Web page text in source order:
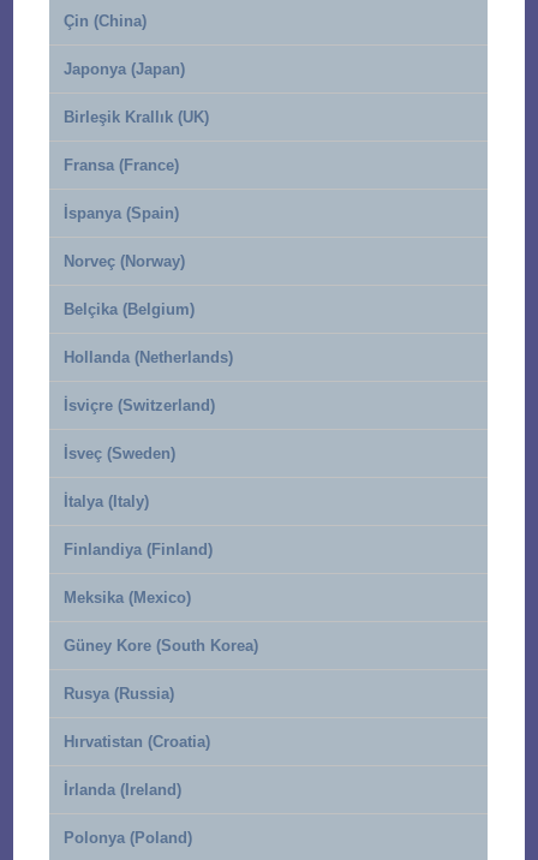
Çin (China)
Japonya (Japan)
Birleşik Krallık (UK)
Fransa (France)
İspanya (Spain)
Norveç (Norway)
Belçika (Belgium)
Hollanda (Netherlands)
İsviçre (Switzerland)
İsveç (Sweden)
İtalya (Italy)
Finlandiya (Finland)
Meksika (Mexico)
Güney Kore (South Korea)
Rusya (Russia)
Hırvatistan (Croatia)
İrlanda (Ireland)
Polonya (Poland)